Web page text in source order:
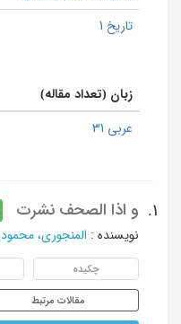
تاریخ 1
زبان (تعداد مقاله)
عربی 31
1. و اذا الصحف نشرت
نویسنده : المنجوری، محمود
چکیده
مقالات مرتبط